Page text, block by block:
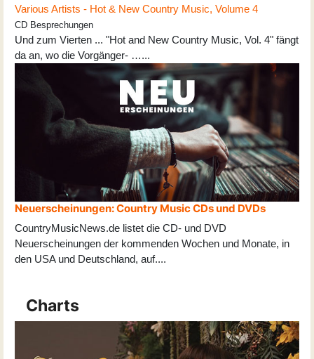
Various Artists - Hot & New Country Music, Volume 4
CD Besprechungen
Und zum Vierten ... "Hot and New Country Music, Vol. 4" fängt
da an, wo die Vorgänger- …...
Neuerscheinungen: Country Music CDs und DVDs
CountryMusicNews.de listet die CD- und DVD
Neuerscheinungen der kommenden Wochen und Monate, in
den USA und Deutschland, auf....
Charts